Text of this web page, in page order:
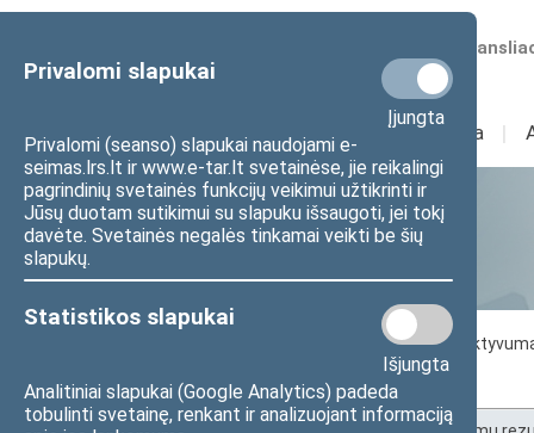
Privalomi slapukai
Įjungta
Privalomi (seanso) slapukai naudojami e-
seimas.lrs.lt ir www.e-tar.lt svetainėse, jie reikalingi
pagrindinių svetainės funkcijų veikimui užtikrinti ir
Jūsų duotam sutikimui su slapuku išsaugoti, jei tokį
davėte. Svetainės negalės tinkamai veikti be šių
slapukų.
Statistikos slapukai
Išjungta
Analitiniai slapukai (Google Analytics) padeda
tobulinti svetainę, renkant ir analizuojant informaciją
Numatomos
Sudėtis Veikla I
Statistika
Seimo narių
Seimo narių balsavimų rezultatai